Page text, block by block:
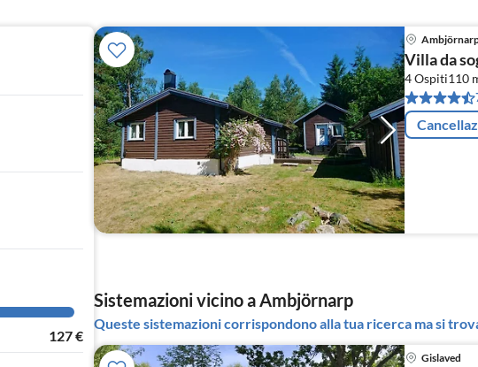
127€
Villa da
4 Ospiti110
Sistemazioni vicino a Ambjörnarp
Queste sistemazioni corrispondono alla tua ricerca ma si
Gislaved